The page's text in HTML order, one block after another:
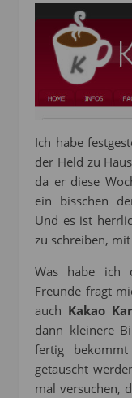
Ich habe
der Held zu
da er diese
ein bisschen
Und es ist
zu schreiben,
Was habe ich
Freunde fragt
auch Kakao
dann kleinere
fertig
getauscht
mal versuchen,